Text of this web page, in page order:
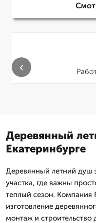
‹
Деревянный
Екатеринбурге
Деревянный летний душ
участка, где важны
теплый сезон.
изготовление
монтаж и строительство